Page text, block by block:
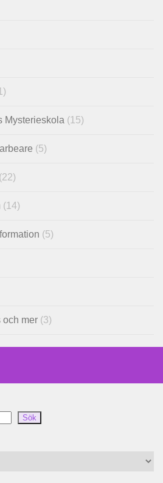
Mysterieskola (15)
(5)
(22)
(14)
(5)
och mer (3)
Sök